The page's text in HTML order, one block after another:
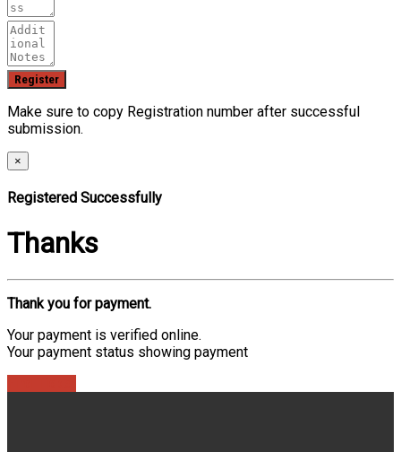
Make sure to copy Registration number after successful
submission.
×
Registered Successfully
Thanks
Thank you for payment.
Your payment is verified online.
Your payment status showing payment